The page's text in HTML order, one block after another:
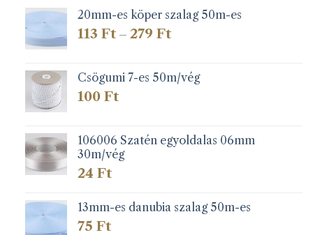
20mm-es köper szalag 50m-es
113 Ft – 279 FtÁrtartomány:
279 Ft
Csögumi 7-es 50m/vég
100 Ft
106006 Szatén egyoldalas 06mm
30m/vég
24 Ft
13mm-es danubia szalag 50m-es
75 Ft